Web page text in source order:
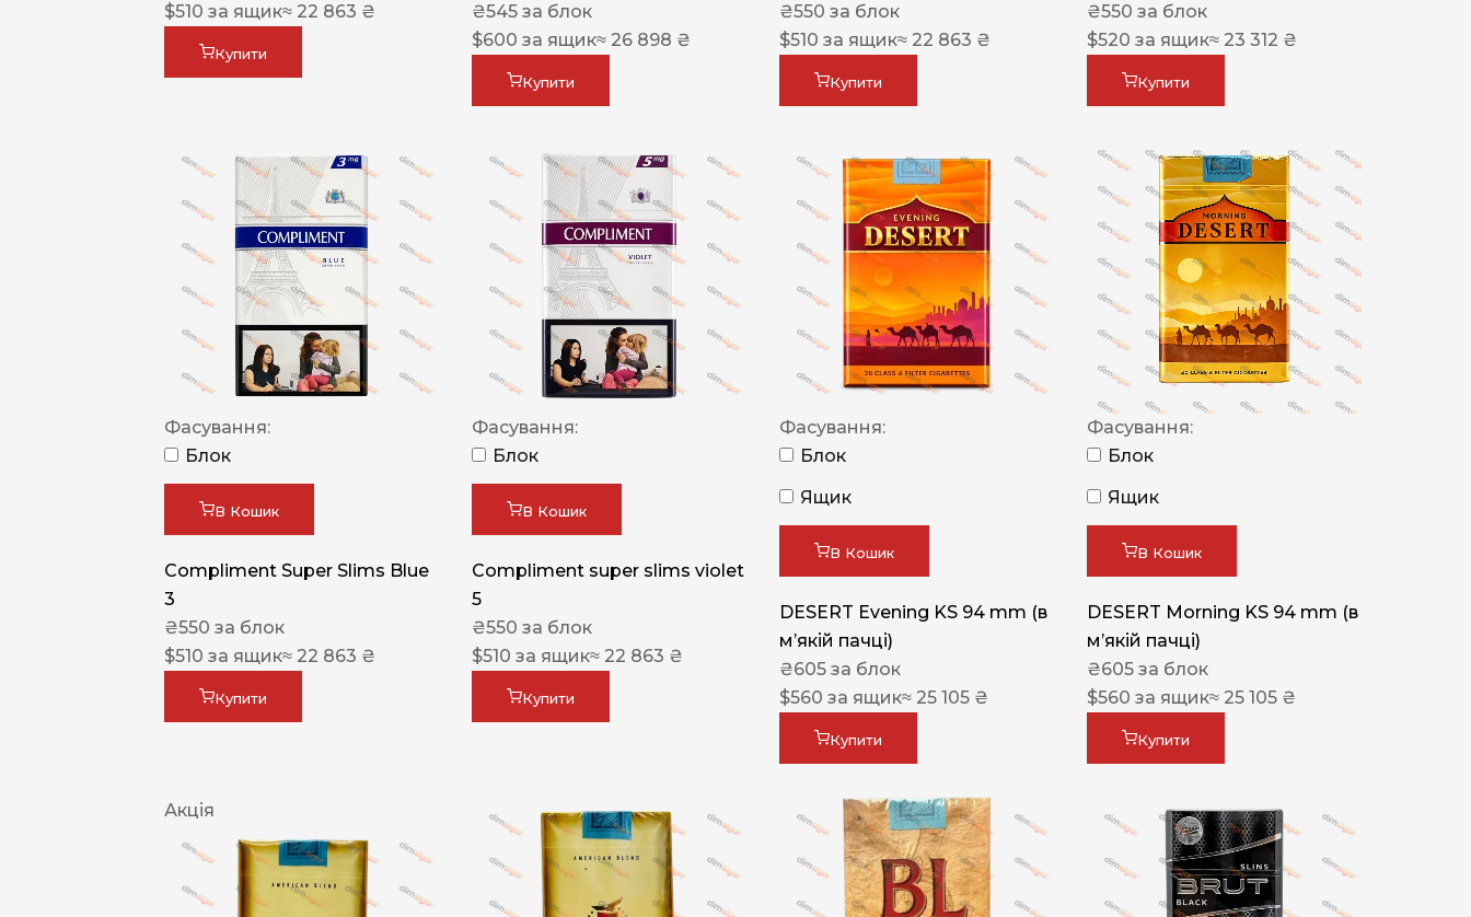
$510 за ящик≈ 22 863 ₴
Купити
₴545 за блок
$600 за ящик≈ 26 898 ₴
Купити
₴550 за блок
$510 за ящик≈ 22 863 ₴
Купити
₴550 за блок
$520 за ящик≈ 23 312 ₴
Купити
Фасування:
Блок
В Кошик
Compliment Super Slims Blue
3
₴550 за блок
$510 за ящик≈ 22 863 ₴
Купити
Фасування:
Блок
В Кошик
Compliment super slims violet
5
₴550 за блок
$510 за ящик≈ 22 863 ₴
Купити
Фасування:
Блок
Ящик
В Кошик
DESERT Evening KS 94 mm (в
мʼякій пачці)
₴605 за блок
$560 за ящик≈ 25 105 ₴
Купити
Фасування:
Блок
Ящик
В Кошик
DESERT Morning KS 94 mm (в
мʼякій пачці)
₴605 за блок
$560 за ящик≈ 25 105 ₴
Купити
Акція